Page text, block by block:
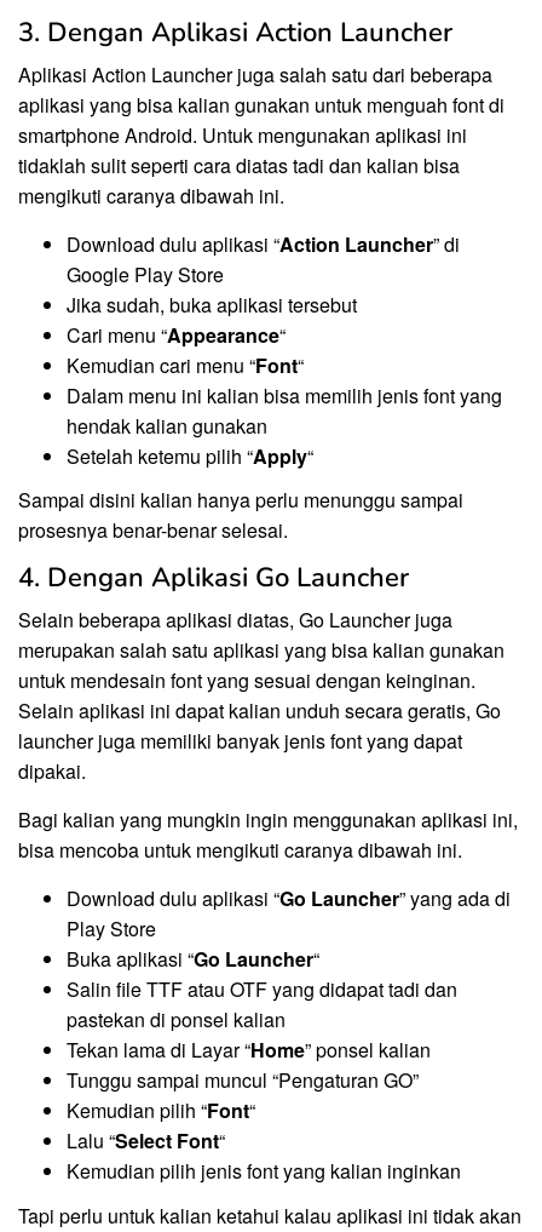
3. Dengan Aplikasi Action Launcher
Aplikasi Action Launcher juga salah satu dari beberapa
aplikasi yang bisa kalian gunakan untuk menguah font di
smartphone Android. Untuk mengunakan aplikasi ini
tidaklah sulit seperti cara diatas tadi dan kalian bisa
mengikuti caranya dibawah ini.
Download dulu aplikasi “Action Launcher” di
Google Play Store
Jika sudah, buka aplikasi tersebut
Cari menu “Appearance“
Kemudian cari menu “Font“
Dalam menu ini kalian bisa memilih jenis font yang
hendak kalian gunakan
Setelah ketemu pilih “Apply“
Sampai disini kalian hanya perlu menunggu sampai
prosesnya benar-benar selesai.
4. Dengan Aplikasi Go Launcher
Selain beberapa aplikasi diatas, Go Launcher juga
merupakan salah satu aplikasi yang bisa kalian gunakan
untuk mendesain font yang sesuai dengan keinginan.
Selain aplikasi ini dapat kalian unduh secara geratis, Go
launcher juga memiliki banyak jenis font yang dapat
dipakai.
Bagi kalian yang mungkin ingin menggunakan aplikasi ini,
bisa mencoba untuk mengikuti caranya dibawah ini.
Download dulu aplikasi “Go Launcher” yang ada di
Play Store
Buka aplikasi “Go Launcher“
Salin file TTF atau OTF yang didapat tadi dan
pastekan di ponsel kalian
Tekan lama di Layar “Home” ponsel kalian
Tunggu sampai muncul “Pengaturan GO”
Kemudian pilih “Font“
Lalu “Select Font“
Kemudian pilih jenis font yang kalian inginkan
Tapi perlu untuk kalian ketahui kalau aplikasi ini tidak akan